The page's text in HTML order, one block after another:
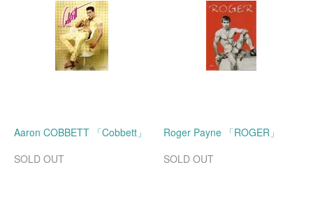
Aaron COBBETT 「Cobbett」
SOLD OUT
Roger Payne 「ROGER」
SOLD OUT